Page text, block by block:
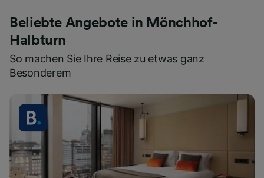
Beliebte Angebote in Mönchhof-
Halbturn
So machen Sie Ihre Reise zu etwas ganz
Besonderem